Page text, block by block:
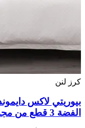
كرز لنن
بيوريتي لاكس
الفضة 3 قطع من مجموعة دكتور عادل